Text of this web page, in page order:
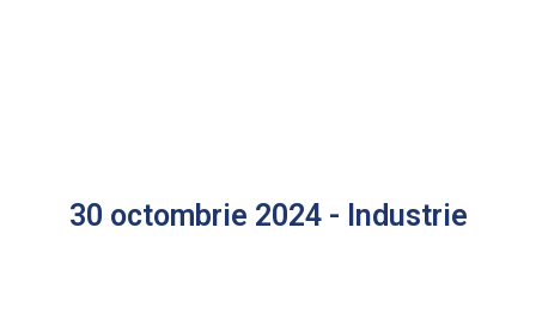
30 octombrie 2024 - Industrie